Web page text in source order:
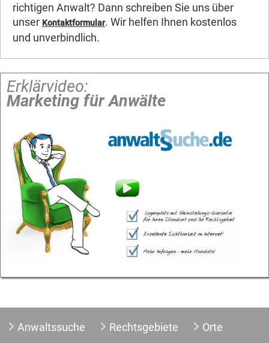
richtigen Anwalt? Dann schreiben Sie uns über
unser Kontaktformular. Wir helfen Ihnen kostenlos
und unverbindlich.
Erklärvideo:
Marketing für Anwälte
Anwaltssuche Rechtsgebiete Orte